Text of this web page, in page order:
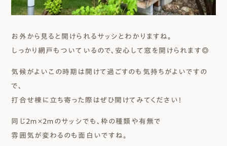
お外から見ると開けられるサッシとわかりますね。
しっかり網戸もついているので、安心して窓を開けられます◎
気候がよいこの時期は開けて過ごすのも気持ちがよいですの
で、
打合せ棟に立ち寄った際はぜひ開けてみてください！
同じ2ｍ×2ｍのサッシでも、枠の種類や有無で
雰囲気が変わるのも面白いですね。